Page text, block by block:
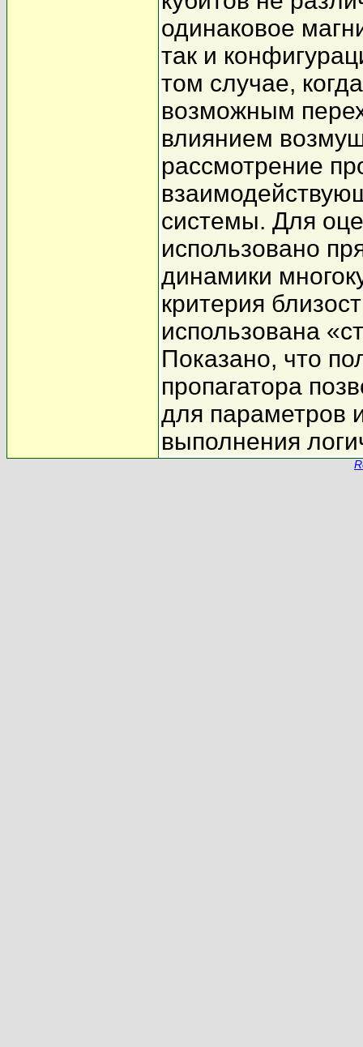
одинаковое
так и
том случае,
возможным
влиянием
рассмотрение
системы. Для
использовано
динамики
критерия
использована
Показано, что
пропагатора
для параметров
выполнения